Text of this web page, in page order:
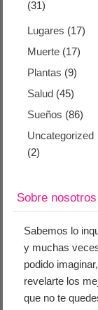
(31)
Lugares (17)
Muerte (17)
Plantas (9)
Salud (45)
Sueños (86)
Uncategorized
(2)
Sobre nosotros
Sabemos lo
y muchas
podido
revelarte los
que no te